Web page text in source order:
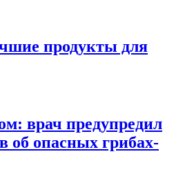
продукты для
врач предупредил
об опасных грибах-